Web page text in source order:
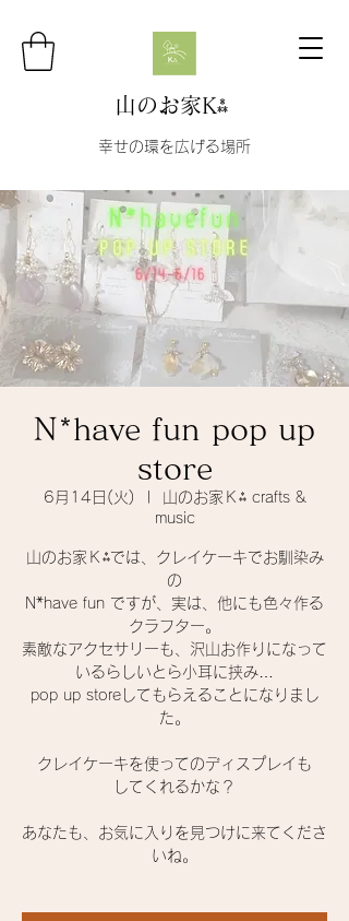
山のお家K⁂
幸せの環を広げる場所
N*have fun pop up
store
6月14日(火)
山のお家Ｋ⁂ crafts &
music
山のお家Ｋ⁂では、クレイケーキ でお馴染み
の
N*have fun ですが、実は、他にも色々作る
クラフター。
素敵なアクセサリーも、沢山お作りになって
いるらしいとら小耳に挟み…
pop up storeしてもらえることになりまし
た。
クレイケーキ を使ってのディスプレイも
してくれるかな？
あなたも、お気に入りを見つけに来てくださ
いね。